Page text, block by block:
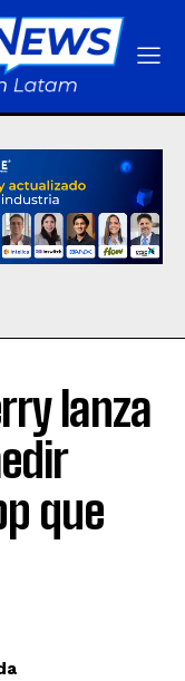
lanza
que